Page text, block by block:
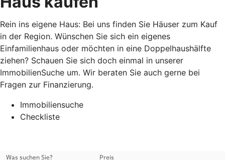
Rein ins eigene Haus: Bei uns finden Sie Häuser zum Kauf
in der Region. Wünschen Sie sich ein eigenes
Einfamilienhaus oder möchten in eine Doppelhaushälfte
ziehen? Schauen Sie sich doch einmal in unserer
ImmobilienSuche um. Wir beraten Sie auch gerne bei
Fragen zur Finanzierung.
Immobiliensuche
Checkliste